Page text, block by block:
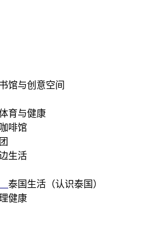
馆与创意空间
育与健康
啡馆
生活
泰国生活（认识泰国）
健康